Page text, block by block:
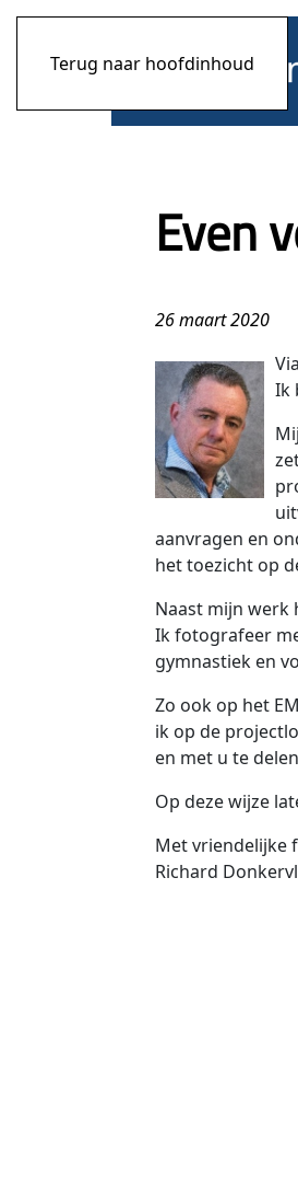
Terug naar hoofdinhoud
Even
26 maart 2020
Via
Ik
aanvragen en
het toezicht op
Naast mijn werk
Ik fotografeer
gymnastiek en
Zo ook op het
ik op de
en met u te
Op deze wijze
Met vriendelijke
Richard